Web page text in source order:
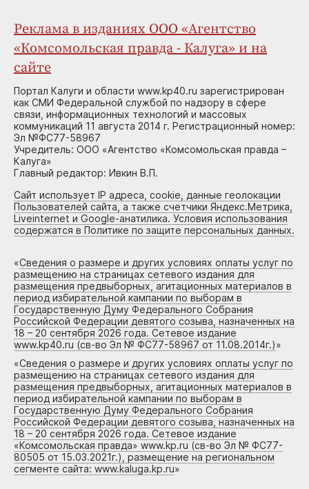
Реклама в изданиях ООО «Агентство
«Комсомольская правда - Калуга» и на
сайте
Портал Калуги и области www.kp40.ru зарегистрирован
как СМИ Федеральной службой по надзору в сфере
связи, информационных технологий и массовых
коммуникаций 11 августа 2014 г. Регистрационный номер:
Эл №ФС77-58967
Учредитель: ООО «Агентство «Комсомольская правда –
Калуга»
Главный редактор: Ивкин В.П.
Сайт использует IP адреса, cookie, данные геолокации
Пользователей сайта, а также счетчики Яндекс.Метрика,
Liveinternet и Google-анатилика. Условия использования
содержатся в Политике по защите персональных данных.
«Сведения о размере и других условиях оплаты услуг по
размещению на страницах сетевого издания для
размещения предвыборных, агитационных материалов в
период избирательной кампании по выборам в
Государственную Думу Федерального Собрания
Российской Федерации девятого созыва, назначенных на
18 – 20 сентября 2026 года. Сетевое издание
www.kp40.ru (св-во Эл № ФС77-58967 от 11.08.2014г.)»
«Сведения о размере и других условиях оплаты услуг по
размещению на страницах сетевого издания для
размещения предвыборных, агитационных материалов в
период избирательной кампании по выборам в
Государственную Думу Федерального Собрания
Российской Федерации девятого созыва, назначенных на
18 – 20 сентября 2026 года. Сетевое издание
«Комсомольская правда» www.kp.ru (св-во Эл № ФС77-
80505 от 15.03.2021г.), размещение на региональном
сегменте сайта: www.kaluga.kp.ru»